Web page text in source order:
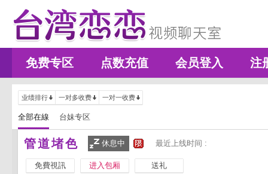
免费专区 点数充值 会员登入 注
业绩排行 一对多收费 一对一收费
全部在線 台妹专区
管道堵色 休息中 最近上线时间 :
免費視訊 进入包厢 送礼